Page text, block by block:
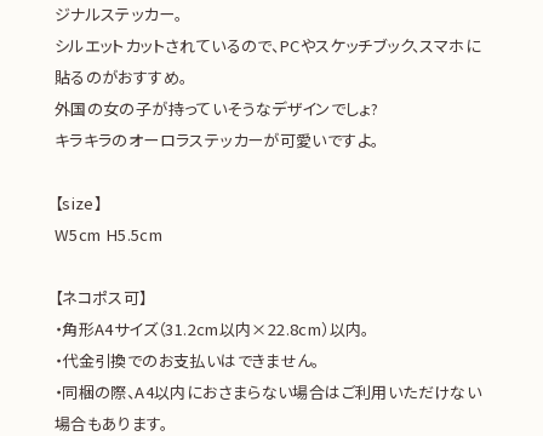
ジナルステッカー。
シルエットカットされているので、PCやスケッチブック、スマホに
貼るのがおすすめ。
外国の女の子が持っていそうなデザインでしょ?
キラキラのオーロラステッカーが可愛いですよ。
【size】
W5cm H5.5cm
【ネコポス可】
・角形A4サイズ（31.2cm以内×22.8cm）以内。
・代金引換でのお支払いはできません。
・同梱の際、A4以内におさまらない場合はご利用いただけない
場合もあります。